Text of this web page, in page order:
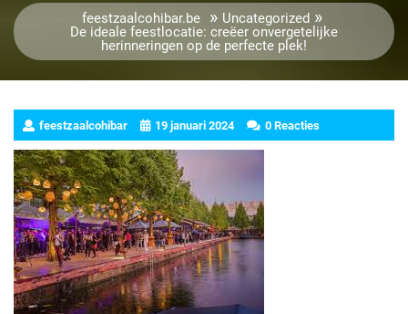
feestzaalcohibar.be» Uncategorized»
De ideale feestlocatie: creëer onvergetelijke
herinneringen op de perfecte plek!
feestzaalcohibar 19 januari 2024 0 Reacties